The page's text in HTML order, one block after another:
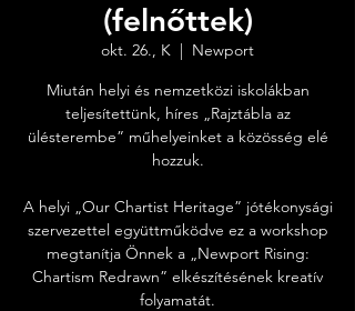
(felnőttek)
okt. 26., K
  |
Newport
Miután helyi és nemzetközi iskolákban
teljesítettünk, híres „Rajztábla az
ülésterembe” műhelyeinket a közösség elé
hozzuk.
A helyi „Our Chartist Heritage” jótékonysági
szervezettel együttműködve ez a workshop
megtanítja Önnek a „Newport Rising:
Chartism Redrawn” elkészítésének kreatív
folyamatát.